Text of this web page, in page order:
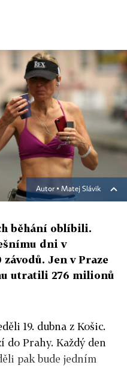
Autor ▪ Matej Slávik
běhání oblíbili.
dni v
Jen v Praze
utratili 276 milionů
19. dubna z Košic.
Prahy. Každý den
pak bude jedním